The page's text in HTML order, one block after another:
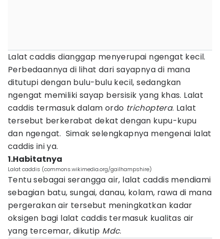
Lalat caddis dianggap menyerupai ngengat kecil.
Perbedaannya di lihat dari sayapnya di mana
ditutupi dengan bulu-bulu kecil, sedangkan
ngengat memiliki sayap bersisik yang khas. Lalat
caddis termasuk dalam ordo trichoptera. Lalat
tersebut berkerabat dekat dengan kupu-kupu
dan ngengat. Simak selengkapnya mengenai lalat
caddis ini ya.
1.Habitatnya
Lalat caddis (commons.wikimedia.org/gailhampshire)
Tentu sebagai serangga air, lalat caddis mendiami
sebagian batu, sungai, danau, kolam, rawa di mana
pergerakan air tersebut meningkatkan kadar
oksigen bagi lalat caddis termasuk kualitas air
yang tercemar, dikutip Mdc.